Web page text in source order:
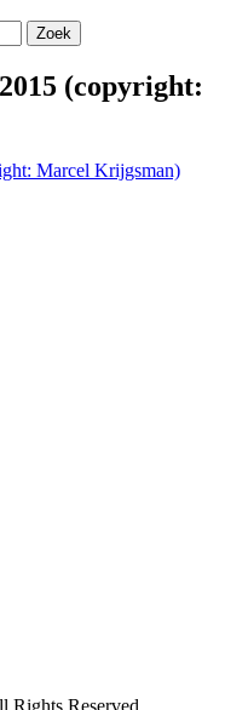
Zoek
(copyright: